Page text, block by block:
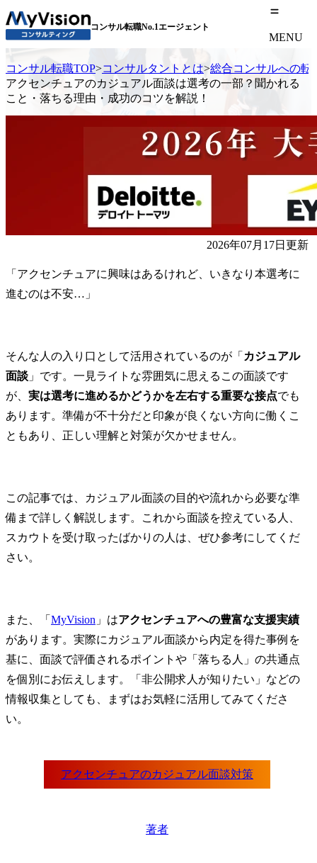
コンサル転職No.1エージェント
MENU
コンサル転職TOP>コンサルタントとは>総合コンサルへの転
アクセンチュアのカジュアル面談は選考の一部？聞かれる
こと・落ちる理由・成功のコツを解説！
2026年07月17日更新
「アクセンチュアに興味はあるけれど、いきなり本選考に
進むのは不安…」
そんな人の入り口として活用されているのが「 カジュアル
面談 」です。一見ライトな雰囲気に思えるこの面談です
が、 実は選考に進めるかどうかを左右する重要な接点でも
あります。準備が不十分だと印象が良くない方向に働くこ
ともあり、正しい理解と対策が欠かせません。
この記事では、カジュアル面談の目的や流れから必要な準
備まで詳しく解説します。これから面談を控えている人、
スカウトを受け取ったばかりの人は、ぜひ参考にしてくだ
さい。
また、「 MyVision 」はアクセンチュアへの豊富な支援実績
があります。実際にカジュアル面談から内定を得た事例を
基に、面談で評価されるポイントや「落ちる人」の共通点
を個別にお伝えします。「非公開求人が知りたい」などの
情報収集としても、まずはお気軽に活用してみてくださ
い。
著者